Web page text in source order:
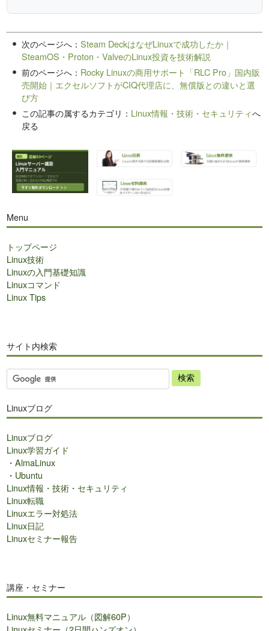
次のページへ：Steam DeckはなぜLinuxで成功したか｜
SteamOS・Proton・ValveのLinux投資を技術解説
前のページへ： Rocky Linuxの商用サポート「RLC Pro」国内販
売開始｜エクセルソフトがCIQ代理店に、無償版との違いと選
び方
この記事の属するカテゴリ： Linux情報・技術・セキュリティへ
戻る
Menu
トップページ
Linux技術
Linuxの入門基礎知識
Linuxコマンド
Linux Tips
サイト内検索
サ
イ
内
索
Linuxブログ
Linuxブログ
Linux学習ガイド
・AlmaLinux
・ Ubuntu
Linux情報・技術・セキュリティ
Linux転職
Linuxエラー対処法
Linux日記
Linuxセミナー報告
講座・セミナー
Linux無料マニュアル（図解60P）